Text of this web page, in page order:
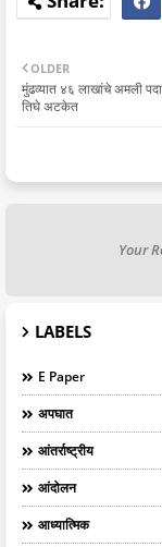
OLDER
मुंढव्यात ४६ लाखांचे अमली
तिघे अटकेत
Your
LABELS
E Paper
अपघात
आंतर्राष्ट्रीय
आंदोलन
आध्यात्मिक